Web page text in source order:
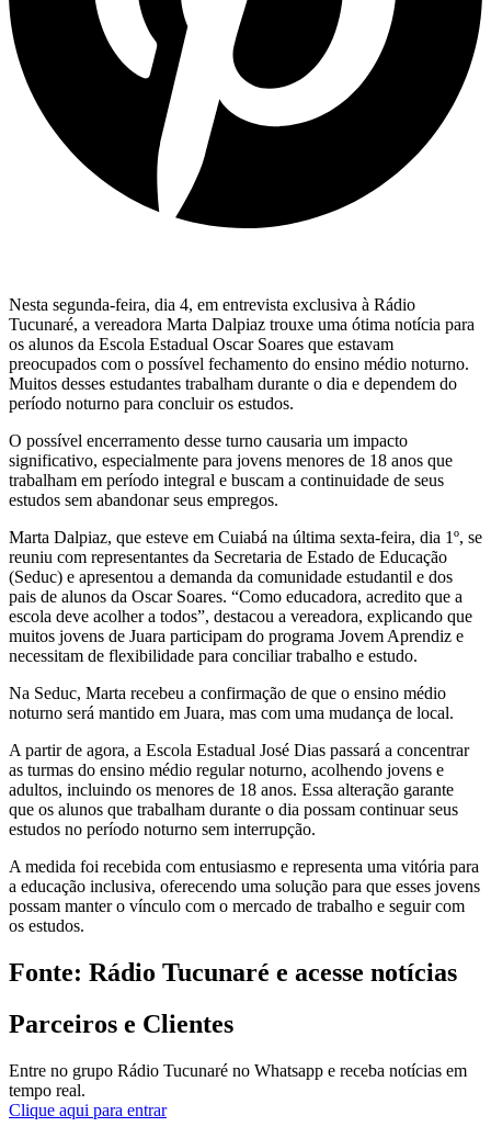
Nesta segunda-feira, dia 4, em entrevista exclusiva à Rádio
Tucunaré, a vereadora Marta Dalpiaz trouxe uma ótima notícia para
os alunos da Escola Estadual Oscar Soares que estavam
preocupados com o possível fechamento do ensino médio noturno.
Muitos desses estudantes trabalham durante o dia e dependem do
período noturno para concluir os estudos.
O possível encerramento desse turno causaria um impacto
significativo, especialmente para jovens menores de 18 anos que
trabalham em período integral e buscam a continuidade de seus
estudos sem abandonar seus empregos.
Marta Dalpiaz, que esteve em Cuiabá na última sexta-feira, dia 1º, se
reuniu com representantes da Secretaria de Estado de Educação
(Seduc) e apresentou a demanda da comunidade estudantil e dos
pais de alunos da Oscar Soares. “Como educadora, acredito que a
escola deve acolher a todos”, destacou a vereadora, explicando que
muitos jovens de Juara participam do programa Jovem Aprendiz e
necessitam de flexibilidade para conciliar trabalho e estudo.
Na Seduc, Marta recebeu a confirmação de que o ensino médio
noturno será mantido em Juara, mas com uma mudança de local.
A partir de agora, a Escola Estadual José Dias passará a concentrar
as turmas do ensino médio regular noturno, acolhendo jovens e
adultos, incluindo os menores de 18 anos. Essa alteração garante
que os alunos que trabalham durante o dia possam continuar seus
estudos no período noturno sem interrupção.
A medida foi recebida com entusiasmo e representa uma vitória para
a educação inclusiva, oferecendo uma solução para que esses jovens
possam manter o vínculo com o mercado de trabalho e seguir com
os estudos.
Fonte: Rádio Tucunaré e acesse notícias
Parceiros e Clientes
Entre no grupo Rádio Tucunaré no Whatsapp e receba notícias em
tempo real.
Clique aqui para entrar